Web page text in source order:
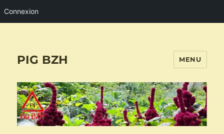
Connexion
PIG BZH MENU